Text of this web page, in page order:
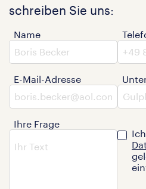
schreiben Sie uns:
Name
E-Mail-Adresse
Ihre Frage